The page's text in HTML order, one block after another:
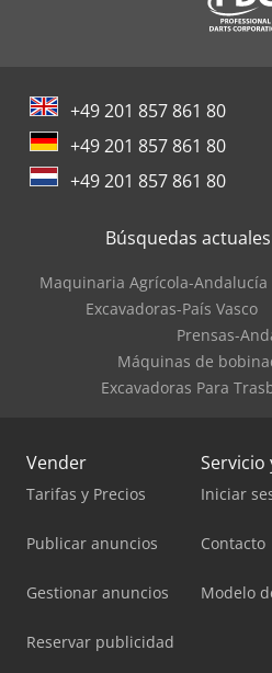
+49 201 857 861 80
+49 201 857 861 80
+49 201 857 861 80
Búsquedas
Maquinaria Agrícola-Andalucía
Excavadoras-País Vasco
Prensas-
Máquinas de
Excavadoras Para
Vender
Tarifas y Precios
Publicar anuncios
Gestionar anuncios
Reservar publicidad
Servicio
Iniciar
Contacto
Modelo